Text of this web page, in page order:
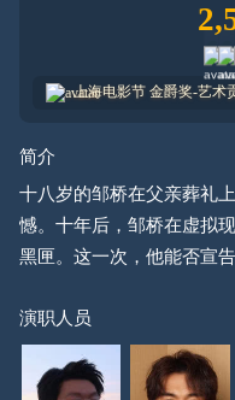
上海电影节 金爵奖-艺术
简介
十八岁的邹桥在父亲葬礼
憾。十年后，邹桥在虚拟
黑匣。这一次，他能否宣
演职人员